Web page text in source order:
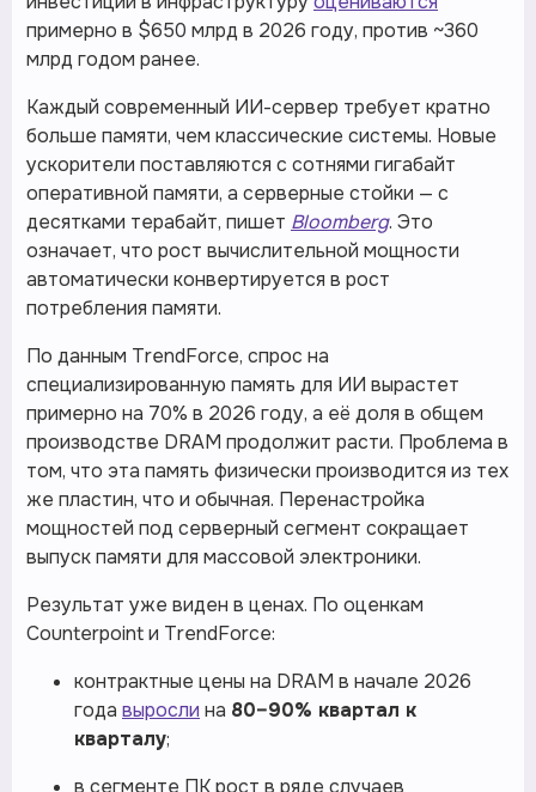
примерно в $650 млрд в 2026 году, против ~360
млрд годом ранее.
Каждый современный ИИ-сервер требует кратно
больше памяти, чем классические системы. Новые
ускорители поставляются с сотнями гигабайт
оперативной памяти, а серверные стойки — с
десятками терабайт, пишет Bloomberg. Это
означает, что рост вычислительной мощности
автоматически конвертируется в рост
потребления памяти.
По данным TrendForce, спрос на
специализированную память для ИИ вырастет
примерно на 70% в 2026 году, а её доля в общем
производстве DRAM продолжит расти. Проблема в
том, что эта память физически производится из тех
же пластин, что и обычная. Перенастройка
мощностей под серверный сегмент сокращает
выпуск памяти для массовой электроники.
Результат уже виден в ценах. По оценкам
Counterpoint и TrendForce:
контрактные цены на DRAM в начале 2026
года выросли на 80–90% квартал к
кварталу;